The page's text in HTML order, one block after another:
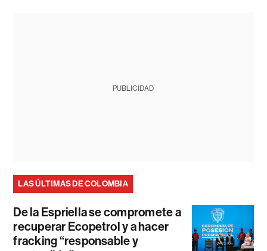
PUBLICIDAD
LAS ÚLTIMAS DE COLOMBIA
De la Espriella se compromete a
recuperar Ecopetrol y a hacer
fracking “responsable y